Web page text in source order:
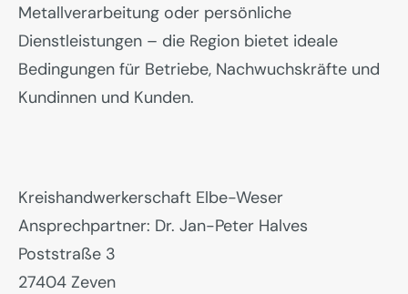
Metallverarbeitung oder persönliche
Dienstleistungen – die Region bietet ideale
Bedingungen für Betriebe, Nachwuchskräfte und
Kundinnen und Kunden.
Kreishandwerkerschaft Elbe-Weser
Ansprechpartner: Dr. Jan-Peter Halves
Poststraße 3
27404 Zeven